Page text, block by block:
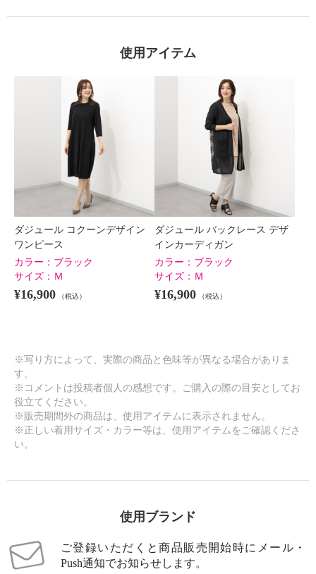
使用アイテム
ダジュール コクーンデザイン
ワンピース
カラー： ブラック
サイズ： Ｍ
¥16,900 （税込）
ダジュール バックレース デザ
インカーディガン
カラー： ブラック
サイズ： Ｍ
¥16,900 （税込）
※写り方によって、実際の商品と色味等が異なる場合がありま
す。
※コメントは投稿者個人の感想です。ご購入の際の目安としてお
役立てください。
※販売期間外の商品は、使用アイテムに表示されません。
※正しい着用サイズ・カラー等は、使用アイテムをご確認くださ
い。
使用ブランド
ご登録いただくと商品販売開始時にメール・
Push通知でお知らせします。